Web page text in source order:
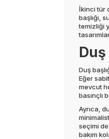
İkinci tür
başlığı,
temizliği
Duş
Duş
Eğer
mevcut
basınçlı
Ayrıca,
seçimi de
bakım